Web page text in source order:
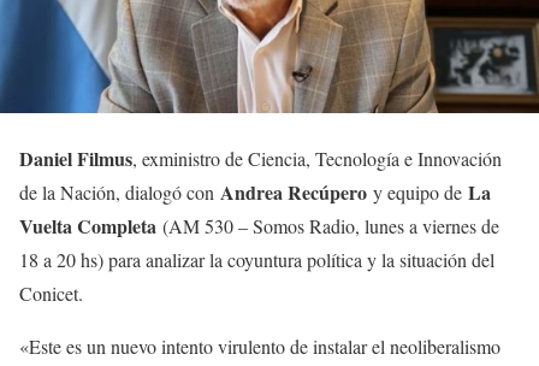
Daniel Filmus, exministro de Ciencia, Tecnología e Innovación
de la Nación, dialogó con Andrea Recúpero y equipo de La
Vuelta Completa (AM 530 – Somos Radio, lunes a viernes de
18 a 20 hs) para analizar la coyuntura política y la situación del
Conicet.
«Este es un nuevo intento virulento de instalar el neoliberalismo